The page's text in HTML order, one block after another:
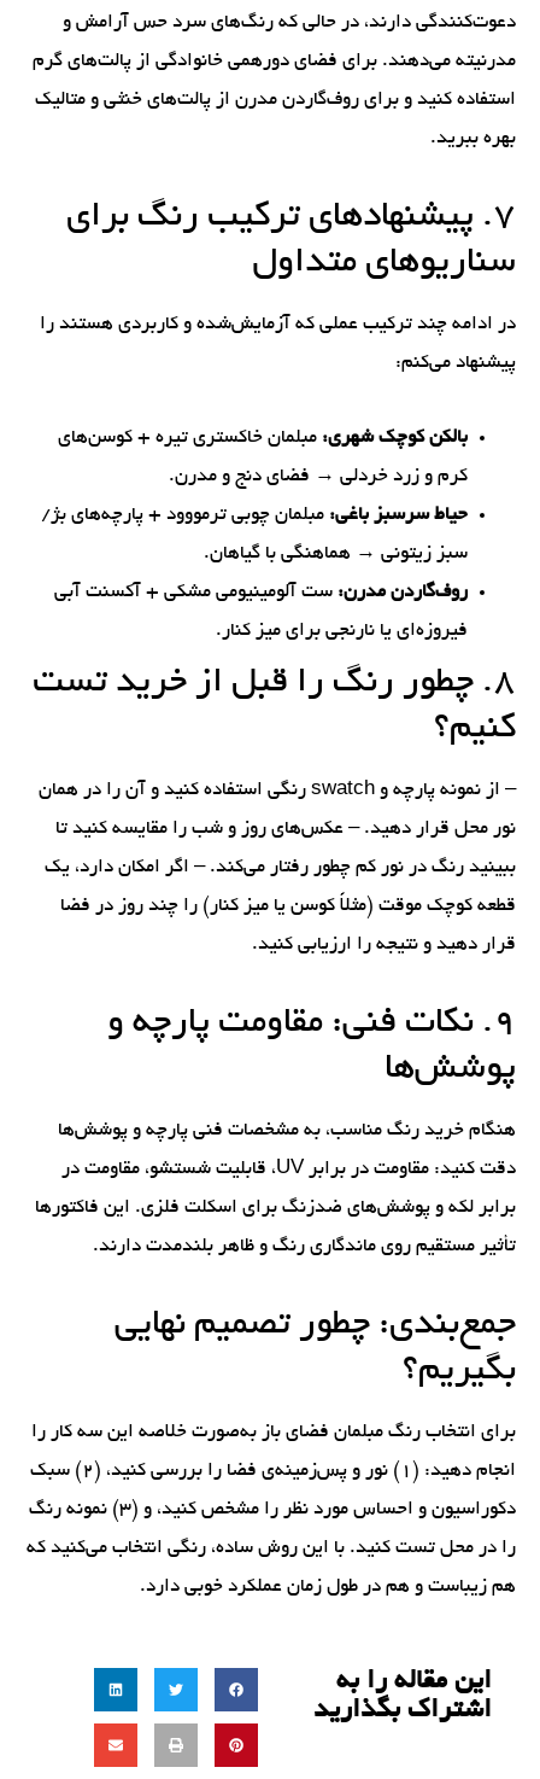
دعوت‌کنندگی دارند، در حالی که رنگ‌های سرد حس آرامش و
مدرنیته می‌دهند. برای فضای دورهمی خانوادگی از پالت‌های گرم
استفاده کنید و برای روف‌گاردن مدرن از پالت‌های خنثی و متالیک
بهره ببرید.
۷. پیشنهادهای ترکیب رنگ برای
سناریوهای متداول
در ادامه چند ترکیب عملی که آزمایش‌شده و کاربردی هستند را
پیشنهاد می‌کنم:
بالکن کوچک شهری: مبلمان خاکستری تیره + کوسن‌های
کرم و زرد خردلی → فضای دنج و مدرن.
حیاط سرسبز باغی: مبلمان چوبی ترمووود + پارچه‌های بژ/
سبز زیتونی → هماهنگی با گیاهان.
روف‌گاردن مدرن: ست آلومینیومی مشکی + آکسنت آبی
فیروزه‌ای یا نارنجی برای میز کنار.
۸. چطور رنگ را قبل از خرید تست
کنیم؟
– از نمونه پارچه و swatch رنگی استفاده کنید و آن را در همان
نور محل قرار دهید. – عکس‌های روز و شب را مقایسه کنید تا
ببینید رنگ در نور کم چطور رفتار می‌کند. – اگر امکان دارد، یک
قطعه کوچک موقت (مثلاً کوسن یا میز کنار) را چند روز در فضا
قرار دهید و نتیجه را ارزیابی کنید.
۹. نکات فنی: مقاومت پارچه و
پوشش‌ها
هنگام خرید رنگ مناسب، به مشخصات فنی پارچه و پوشش‌ها
دقت کنید: مقاومت در برابر UV، قابلیت شستشو، مقاومت در
برابر لکه و پوشش‌های ضدزنگ برای اسکلت فلزی. این فاکتورها
تأثیر مستقیم روی ماندگاری رنگ و ظاهر بلندمدت دارند.
جمع‌بندی: چطور تصمیم نهایی
بگیریم؟
برای انتخاب رنگ مبلمان فضای باز به‌صورت خلاصه این سه کار را
انجام دهید: (۱) نور و پس‌زمینه‌ی فضا را بررسی کنید، (۲) سبک
دکوراسیون و احساس مورد نظر را مشخص کنید، و (۳) نمونه رنگ
را در محل تست کنید. با این روش ساده، رنگی انتخاب می‌کنید که
هم زیباست و هم در طول زمان عملکرد خوبی دارد.
این مقاله را به
اشتراک بگذارید